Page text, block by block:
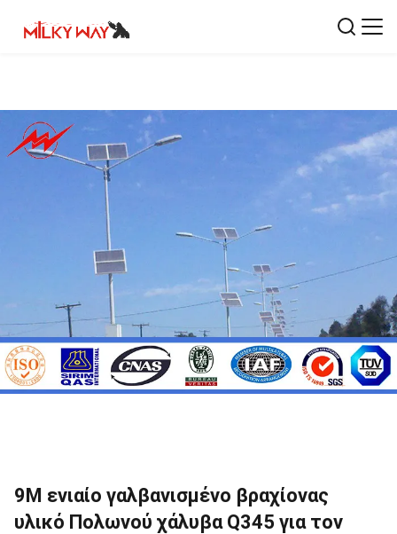
9M ενιαίο γαλβανισμένο βραχίονας
υλικό Πολωνού χάλυβα Q345 για τον